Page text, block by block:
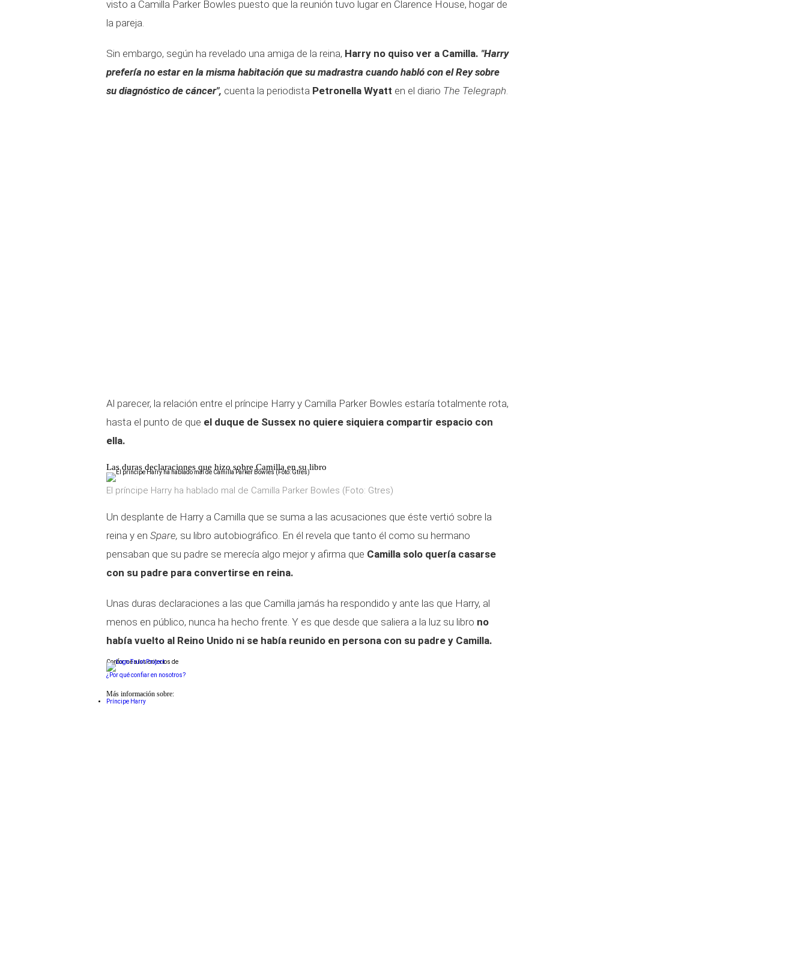
visto a Camilla Parker Bowles puesto que la reunión tuvo lugar en Clarence House, hogar de
la pareja.
Sin embargo, según ha revelado una amiga de la reina, Harry no quiso ver a Camilla. "Harry
prefería no estar en la misma habitación que su madrastra cuando habló con el Rey sobre
su diagnóstico de cáncer", cuenta la periodista Petronella Wyatt en el diario The Telegraph.
Al parecer, la relación entre el príncipe Harry y Camilla Parker Bowles estaría totalmente rota,
hasta el punto de que el duque de Sussex no quiere siquiera compartir espacio con
ella.
Las duras declaraciones que hizo sobre Camilla en su libro
El príncipe Harry ha hablado mal de Camilla Parker Bowles (Foto: Gtres)
Un desplante de Harry a Camilla que se suma a las acusaciones que éste vertió sobre la
reina y en Spare, su libro autobiográfico. En él revela que tanto él como su hermano
pensaban que su padre se merecía algo mejor y afirma que Camilla solo quería casarse
con su padre para convertirse en reina.
Unas duras declaraciones a las que Camilla jamás ha respondido y ante las que Harry, al
menos en público, nunca ha hecho frente. Y es que desde que saliera a la luz su libro no
había vuelto al Reino Unido ni se había reunido en persona con su padre y Camilla.
Conforme a los criterios de
¿Por qué confiar en nosotros?
Más información sobre:
Príncipe Harry